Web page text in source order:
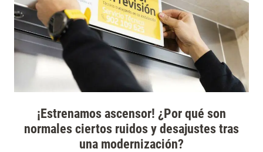
¡Estrenamos ascensor! ¿Por qué son
normales ciertos ruidos y desajustes tras
una modernización?